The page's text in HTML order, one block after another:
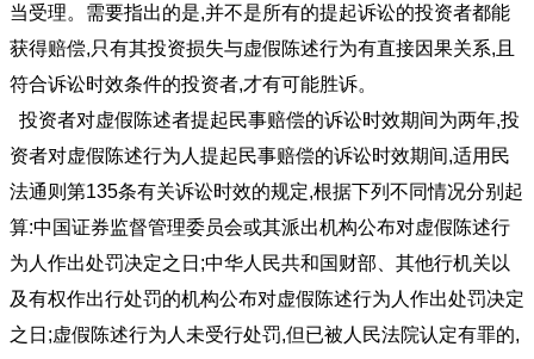
当受理。需要指出的是,并不是所有的提起诉讼的投资者都能
获得赔偿,只有其投资损失与虚假陈述行为有直接因果关系,且
符合诉讼时效条件的投资者,才有可能胜诉。
投资者对虚假陈述者提起民事赔偿的诉讼时效期间为两年,投
资者对虚假陈述行为人提起民事赔偿的诉讼时效期间,适用民
法通则第135条有关诉讼时效的规定,根据下列不同情况分别起
算:中国证券监督管理委员会或其派出机构公布对虚假陈述行
为人作出处罚决定之日;中华人民共和国财部、其他行机关以
及有权作出行处罚的机构公布对虚假陈述行为人作出处罚决定
之日;虚假陈述行为人未受行处罚,但已被人民法院认定有罪的,